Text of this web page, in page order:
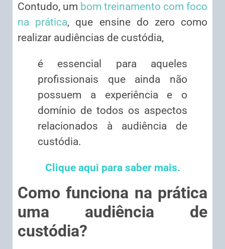
Contudo, um bom treinamento com foco
na prática, que ensine do zero como
realizar audiências de custódia,
é essencial para aqueles
profissionais que ainda não
possuem a experiência e o
domínio de todos os aspectos
relacionados à audiência de
custódia.
Clique aqui para saber mais.
Como funciona na prática
uma audiência de
custódia?